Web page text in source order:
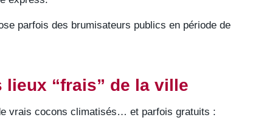
parfois des brumisateurs publics en période de
lieux “frais” de la ville
vrais cocons climatisés… et parfois gratuits :